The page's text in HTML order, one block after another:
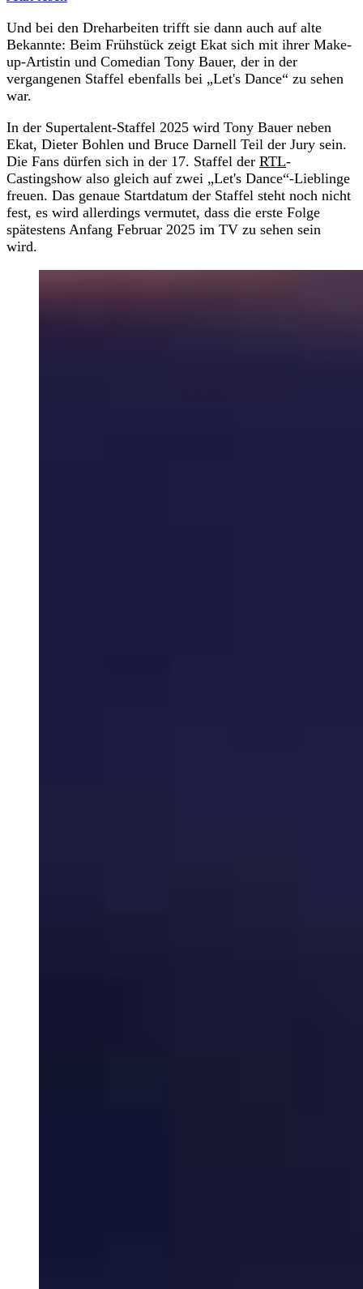
Und bei den Dreharbeiten trifft sie dann auch auf alte
Bekannte: Beim Frühstück zeigt Ekat sich mit ihrer Make-
up-Artistin und Comedian Tony Bauer, der in der
vergangenen Staffel ebenfalls bei „Let's Dance“ zu sehen
war.
In der Supertalent-Staffel 2025 wird Tony Bauer neben
Ekat, Dieter Bohlen und Bruce Darnell Teil der Jury sein.
Die Fans dürfen sich in der 17. Staffel der RTL-
Castingshow also gleich auf zwei „Let's Dance“-Lieblinge
freuen. Das genaue Startdatum der Staffel steht noch nicht
fest, es wird allerdings vermutet, dass die erste Folge
spätestens Anfang Februar 2025 im TV zu sehen sein
wird.